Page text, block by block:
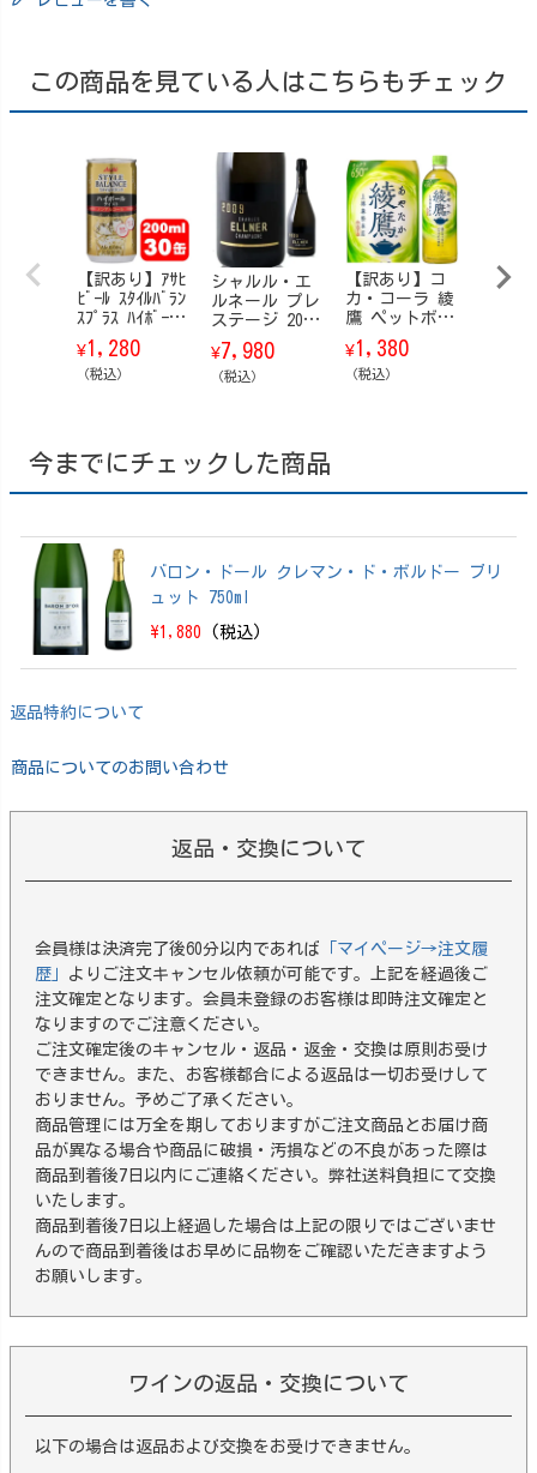
この商品を見ている人はこちらもチェック
【訳あり】ｱｻﾋ
ﾋﾞｰﾙ ｽﾀｲﾙﾊﾞﾗﾝ
ｽﾌﾟﾗｽ ﾊｲﾎﾞｰﾙ
缶200ml 30本
¥1,280
（税込）
シャルル・エ
ルネール プレ
ステージ 2009
750ml
¥7,980
（税込）
【訳あり】コ
カ・コーラ 綾
鷹 ペットボト
ル 650ml 24
本/ケース
¥1,380
（税込）
【訳
今までにチェックした商品
バロン・ドール クレマン・ド・ボルドー ブリ
ュット 750ml
\1,880 (税込)
返品特約について
商品についてのお問い合わせ
返品・交換について
会員様は決済完了後60分以内であれば 「マイページ→注文履
歴」 よりご注文キャンセル依頼が可能です。上記を経過後ご
注文確定となります。会員未登録のお客様は即時注文確定と
なりますのでご注意ください。
ご注文確定後のキャンセル・返品・返金・交換は原則お受け
できません。また、お客様都合による返品は一切お受けして
おりません。予めご了承ください。
商品管理には万全を期しておりますがご注文商品とお届け商
品が異なる場合や商品に破損・汚損などの不良があった際は
商品到着後7日以内にご連絡ください。弊社送料負担にて交換
いたします。
商品到着後7日以上経過した場合は上記の限りではございませ
んので商品到着後はお早めに品物をご確認いただきますよう
お願いします。
ワインの返品・交換について
以下の場合は返品および交換をお受けできません。